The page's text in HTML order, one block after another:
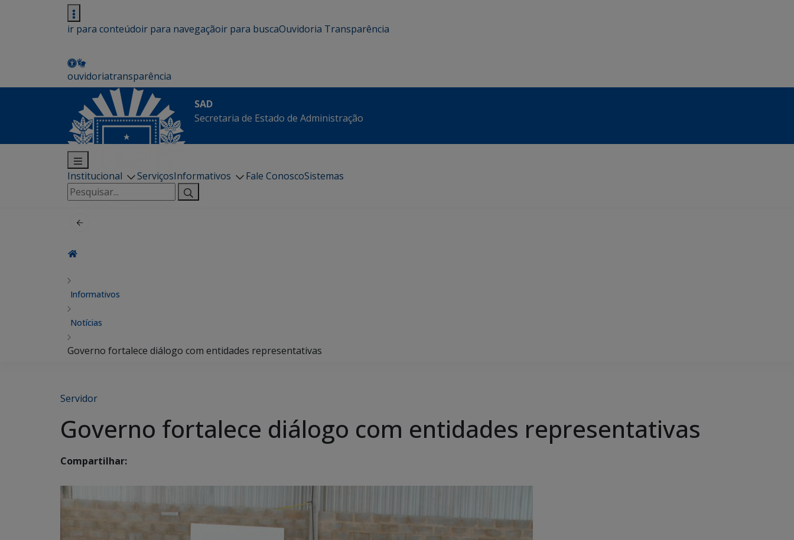
ir para conteúdoir para navegaçãoir para buscaOuvidoria Transparência
ouvidoriatransparência
SAD
Secretaria de Estado de Administração
Institucional ServiçosInformativos Fale ConoscoSistemas
Pesquisar
por:
Informativos
Notícias
Governo fortalece diálogo com entidades representativas
Servidor
Governo fortalece diálogo com entidades representativas
Compartilhar: